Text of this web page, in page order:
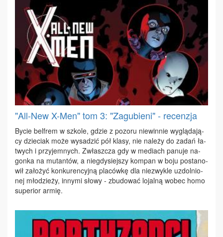
"All-New X-Men" tom 3: "Zagubieni" - recenzja
By­cie bel­frem w szko­le, gdzie z po­zo­ru nie­win­nie wy­glą­da­ją­
cy dzie­ciak mo­że wy­sa­dzić pół kla­sy, nie na­le­ży do za­dań ła­
twych i przy­jem­nych. Zwłasz­cza gdy w me­diach pa­nu­je na­
gon­ka na mu­tan­tów, a nie­gdy­siej­szy kom­pan w bo­ju po­sta­no­
wił za­ło­żyć kon­ku­ren­cyj­ną pla­ców­kę dla nie­zwy­kle uzdol­nio­
nej mło­dzie­ży, in­ny­mi sło­wy - zbu­do­wać lo­jal­ną wo­bec ho­mo
su­pe­rior ar­mię.